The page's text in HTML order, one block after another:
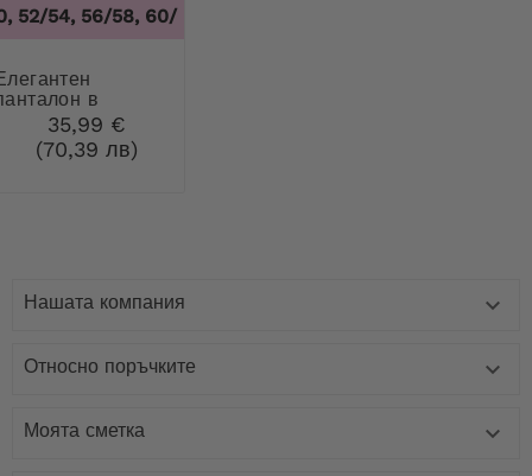
54, 56/58, 60/62
в
цвят с
35,99 €
(70,39 лв)
Нашата компания 
Относно поръчките 
Моята сметка 